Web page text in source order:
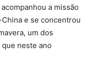
acompanhou a missão
e se concentrou
um dos
neste ano